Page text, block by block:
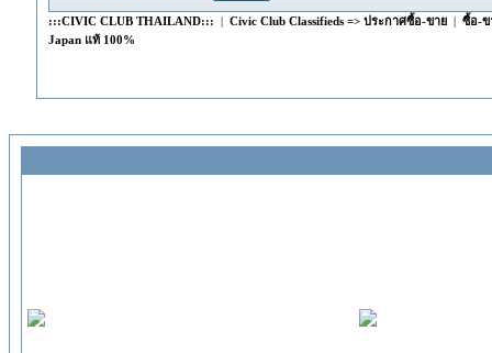
:::CIVIC CLUB THAILAND::: | Civic Club Classifieds => ประกาศซื้อ-ขาย| ซื้อ-ข
Japan แท้ 100%